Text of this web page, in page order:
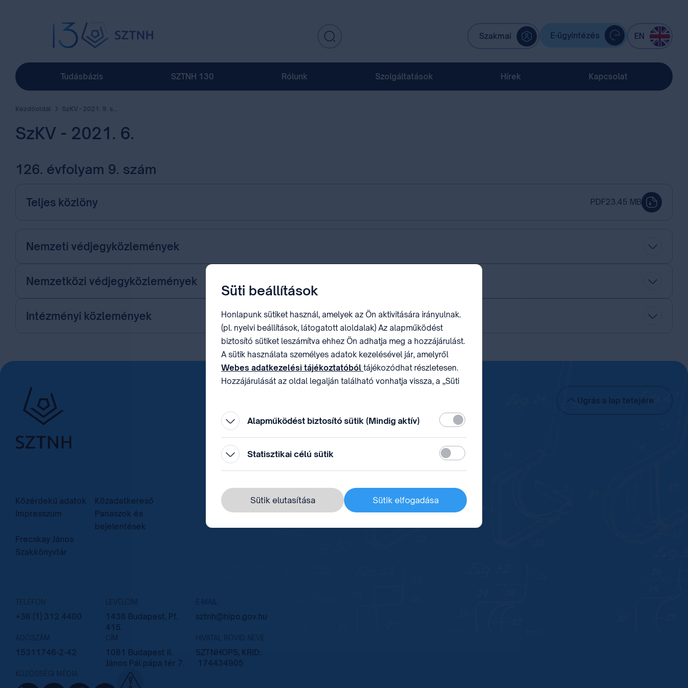
Szakmai E-ügyintézés EN
Tudásbázis SZTNH 130 Rólunk Szolgáltatások Hírek Kapcsolat
Kezdőoldal SzKV - 2021. 9. szám
SzKV - 2021. 6.
126. évfolyam 9. szám
Teljes közlöny PDF23.45 MB
Nemzeti védjegyközlemények
Nemzetközi védjegyközlemények
Intézményi közlemények
Ugrás a lap tetejére
Közérdekű adatok
Közadatkereső
Impresszum
Panaszok és
bejelentések
Frecskay János
Szakkönyvtár
TELEFON
+36 (1) 312 4400
LEVÉLCÍM
1438 Budapest, Pf.
415.
E-MAIL
sztnh@hipo.gov.hu
ADÓSZÁM
15311746-2-42
CÍM
1081 Budapest II.
János Pál pápa tér 7.
HIVATAL RÖVID NEVE
SZTNHOPS, KRID:
174434905
KÖZÖSSÉGI MÉDIA
Süti beállítások
Honlapunk sütiket használ, amelyek az Ön aktivitására irányulnak.
(pl. nyelvi beállítások, látogatott aloldalak) Az alapműködést
biztosító sütiket leszámítva ehhez Ön adhatja meg a hozzájárulást.
A sütik használata személyes adatok kezelésével jár, amelyről
Webes adatkezelési tájékoztatóból tájékozódhat részletesen.
Hozzájárulását az oldal legalján található vonhatja vissza, a „Süti
Alapműködést biztosító sütik (Mindig aktív) Kötelező
Statisztikai célú sütik Statisztikai
Sütik elutasítása Sütik elfogadása